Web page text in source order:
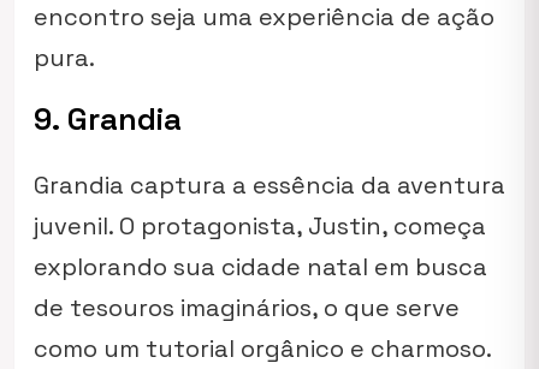
encontro seja uma experiência de ação
pura.
9. Grandia
Grandia captura a essência da aventura
juvenil. O protagonista, Justin, começa
explorando sua cidade natal em busca
de tesouros imaginários, o que serve
como um tutorial orgânico e charmoso.